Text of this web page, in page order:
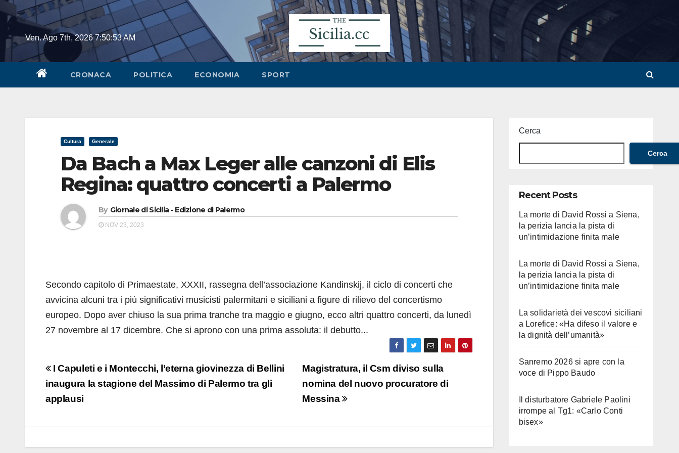
Skip
contentVen. Ago 7th, 20267:50:53 AM
CRONACA POLITICA ECONOMIA SPORT
Cultura Generale
Da Bach a Max Leger alle canzoni di Elis
Regina: quattro concerti a Palermo
By Giornale di Sicilia - Edizione di Palermo
NOV 23, 2023
Secondo capitolo di Primaestate, XXXII, rassegna dell’associazione Kandinskij, il ciclo di concerti che
avvicina alcuni tra i più significativi musicisti palermitani e siciliani a figure di rilievo del concertismo
europeo. Dopo aver chiuso la sua prima tranche tra maggio e giugno, ecco altri quattro concerti, da lunedì
27 novembre al 17 dicembre. Che si aprono con una prima assoluta: il debutto...
Navigazione
articoli
Magistratura, il Csm diviso sulla
nomina del nuovo procuratore di
Messina
I Capuleti e i Montecchi, l’eterna giovinezza di Bellini
inaugura la stagione del Massimo di Palermo tra gli
applausi
Cerca
Cerca
Recent Posts
La morte di David Rossi a Siena,
la perizia lancia la pista di
un’intimidazione finita male
La morte di David Rossi a Siena,
la perizia lancia la pista di
un’intimidazione finita male
La solidarietà dei vescovi siciliani
a Lorefice: «Ha difeso il valore e
la dignità dell’umanità»
Sanremo 2026 si apre con la
voce di Pippo Baudo
Il disturbatore Gabriele Paolini
irrompe al Tg1: «Carlo Conti
bisex»